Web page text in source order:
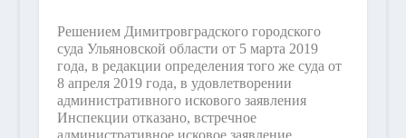
Решением Димитровградского городского
суда Ульяновской области от 5 марта 2019
года, в редакции определения того же суда от
8 апреля 2019 года, в удовлетворении
административного искового заявления
Инспекции отказано, встречное
административное исковое заявление